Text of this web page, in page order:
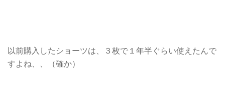
以前購入したショーツは、３枚で１年半ぐらい使えたんで
すよね、、（確か）